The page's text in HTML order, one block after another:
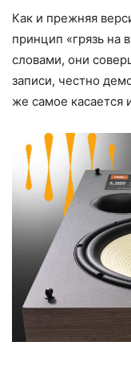
Как и прежняя
принцип «грязь на
словами, они
записи, честно
же самое касается